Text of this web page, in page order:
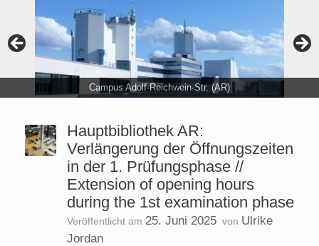
Campus Adolf-Reichwein-Str. (AR)
Hauptbibliothek AR:
Verlängerung der Öffnungszeiten
in der 1. Prüfungsphase //
Extension of opening hours
during the 1st examination phase
Veröffentlicht am 25. Juni 2025 von Ulrike
Jordan